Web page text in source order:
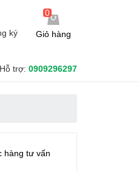
0
Giỏ hàng
ký
Hỗ trợ: 0909296297
hàng tư vấn